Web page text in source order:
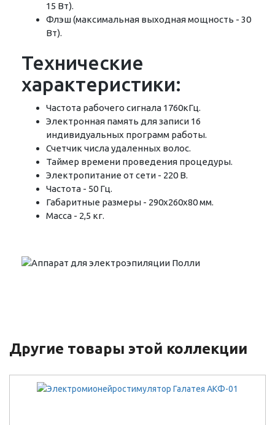
15 Вт).
Флэш (максимальная выходная мощность - 30
Вт).
Технические
характеристики:
Частота рабочего сигнала 1760кГц.
Электронная память для записи 16
индивидуальных программ работы.
Счетчик числа удаленных волос.
Таймер времени проведения процедуры.
Электропитание от сети - 220 В.
Частота - 50 Гц.
Габаритные размеры - 290х260х80 мм.
Масса - 2,5 кг.
Другие товары этой коллекции